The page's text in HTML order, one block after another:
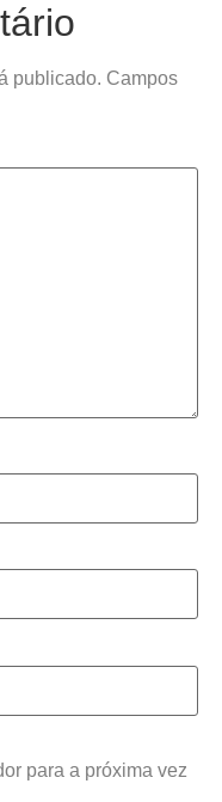
publicado. Campos
para a próxima vez